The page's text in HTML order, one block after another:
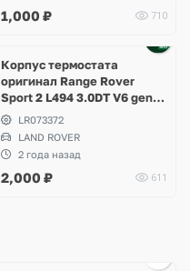
1,000 ₽ 710
Корпус термостата
оригинал Range Rover
Sport 2 L494 3.0DT V6 gen2
Twin-turbo
LR073372
LAND ROVER
2 года назад
2,000 ₽ 611